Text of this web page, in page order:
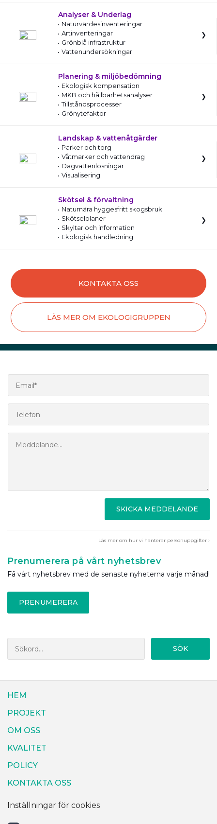
Analyser & Underlag
Naturvärdesinventeringar
Artinventeringar
Grönblå infrastruktur
Vattenundersökningar
Planering & miljöbedömning
Ekologisk kompensation
MKB och hållbarhetsanalyser
Tillståndsprocesser
Grönytefaktor
Landskap & vattenåtgärder
Parker och torg
Våtmarker och vattendrag
Dagvattenlösningar
Visualisering
Skötsel & förvaltning
Naturnära hyggesfritt skogsbruk
Skötselplaner
Skyltar och information
Ekologisk handledning
KONTAKTA OSS
LÄS MER OM EKOLOGIGRUPPEN
SKICKA MEDDELANDE
Läs mer om hur vi hanterar personuppgifter ›
Prenumerera på vårt nyhetsbrev
Få vårt nyhetsbrev med de senaste nyheterna varje månad!
PRENUMERERA
SÖK
HEM
PROJEKT
OM OSS
KVALITET
POLICY
KONTAKTA OSS
Inställningar för cookies